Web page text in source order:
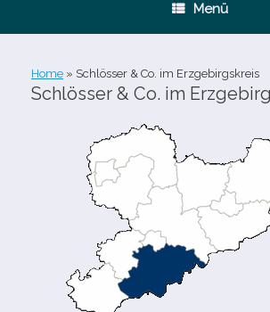
Menü
Home » Schlösser & Co. im Erzgebirgskreis
Schlösser & Co. im